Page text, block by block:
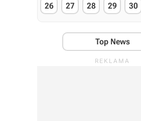
26 27 28 29 30
Top News